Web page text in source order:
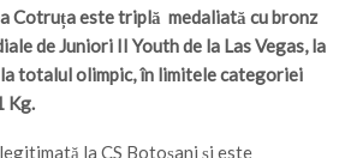
Cotruța este triplă medaliată cu bronz
de Juniori II Youth de la Las Vegas, la
totalul olimpic, în limitele categoriei
Kg.
la CS Botoșani și este